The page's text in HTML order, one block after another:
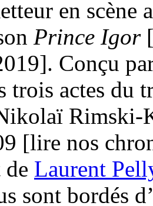
en
Prince Igor
Conçu
trois actes du
Rimski-
[lire nos
de Laurent
sont bordés